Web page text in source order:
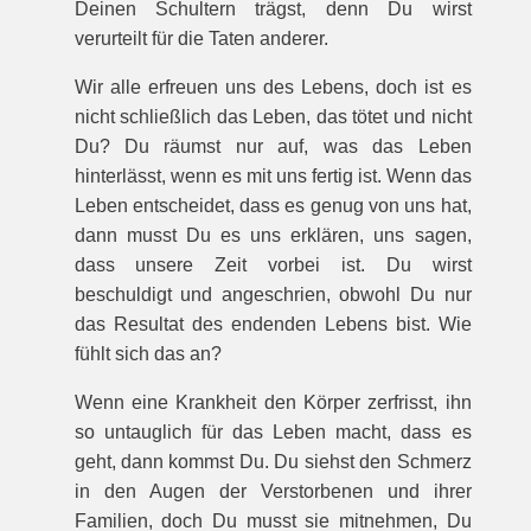
Deinen Schultern trägst, denn Du wirst
verurteilt für die Taten anderer.
Wir alle erfreuen uns des Lebens, doch ist es
nicht schließlich das Leben, das tötet und nicht
Du? Du räumst nur auf, was das Leben
hinterlässt, wenn es mit uns fertig ist. Wenn das
Leben entscheidet, dass es genug von uns hat,
dann musst Du es uns erklären, uns sagen,
dass unsere Zeit vorbei ist. Du wirst
beschuldigt und angeschrien, obwohl Du nur
das Resultat des endenden Lebens bist. Wie
fühlt sich das an?
Wenn eine Krankheit den Körper zerfrisst, ihn
so untauglich für das Leben macht, dass es
geht, dann kommst Du. Du siehst den Schmerz
in den Augen der Verstorbenen und ihrer
Familien, doch Du musst sie mitnehmen, Du